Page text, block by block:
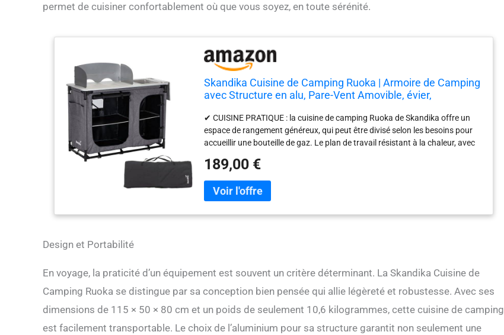
permet de cuisiner confortablement où que vous soyez, en toute sérénité.
Skandika Cuisine de Camping Ruoka | Armoire de Camping
avec Structure en alu, Pare-Vent Amovible, évier,
de Camping d'extérieur, de Voyage
✔ CUISINE PRATIQUE : la cuisine de camping Ruoka de Skandika offre un
espace de rangement généreux, qui peut être divisé selon les besoins pour
accueillir une bouteille de gaz. Le plan de travail résistant à la chaleur, avec
un réchaud de camping d'une largeur maximale de 58 cm. ✔ ÉVIER
INTÉGRÉ : le plan de travail du meuble de cuisine comporte un
renfoncement avec une cuvette intégrée. L'évier est amovible et le
fermé. ✔ CONSTRUCTION STABLE ET FACILE : le système emboîtable sans
QUALITÉ : le polyester 600D imperméable et revêtu de PVC ainsi que le
châssis en aluminium rendent la cuisine de camping Ruoka durable et
simple à nettoyer. Un chiffon humide suffit à éliminer les salissures et à lui
redonner son éclat, tandis que le filet à l'arrière assure une bonne circulation
de l'air. ✔ DÉTAILS PRATIQUES : avec des fermetures éclair solides, des
poches de rangement latérales et un sac de transport pour faciliter le
189,00 €
Design et Portabilité
En voyage, la praticité d’un équipement est souvent un critère déterminant. La Skandika Cuisine de
Camping Ruoka se distingue par sa conception bien pensée qui allie légèreté et robustesse. Avec ses
dimensions de 115 × 50 × 80 cm et un poids de seulement 10,6 kilogrammes, cette cuisine de camping
est facilement transportable. Le choix de l’aluminium pour sa structure garantit non seulement une